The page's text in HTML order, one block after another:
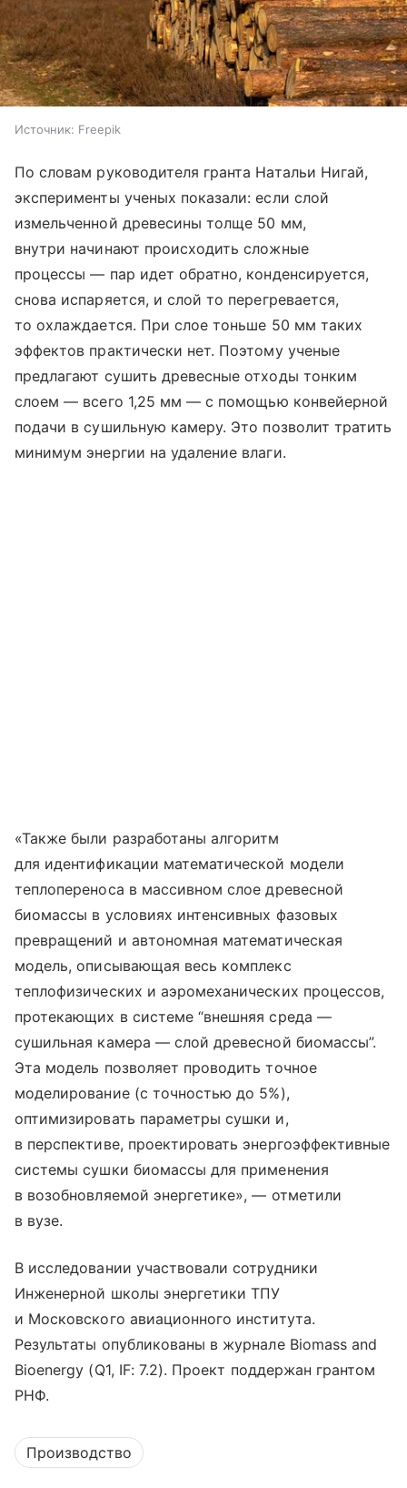
Источник: Freepik
По словам руководителя гранта Натальи Нигай,
эксперименты ученых показали: если слой
измельченной древесины толще 50 мм,
внутри начинают происходить сложные
процессы — пар идет обратно, конденсируется,
снова испаряется, и слой то перегревается,
то охлаждается. При слое тоньше 50 мм таких
эффектов практически нет. Поэтому ученые
предлагают сушить древесные отходы тонким
слоем — всего 1,25 мм — с помощью конвейерной
подачи в сушильную камеру. Это позволит тратить
минимум энергии на удаление влаги.
«Также были разработаны алгоритм
для идентификации математической модели
теплопереноса в массивном слое древесной
биомассы в условиях интенсивных фазовых
превращений и автономная математическая
модель, описывающая весь комплекс
теплофизических и аэромеханических процессов,
протекающих в системе “внешняя среда —
сушильная камера — слой древесной биомассы”.
Эта модель позволяет проводить точное
моделирование (с точностью до 5%),
оптимизировать параметры сушки и,
в перспективе, проектировать энергоэффективные
системы сушки биомассы для применения
в возобновляемой энергетике», — отметили
в вузе.
В исследовании участвовали сотрудники
Инженерной школы энергетики ТПУ
и Московского авиационного института.
Результаты опубликованы в журнале Biomass and
Bioenergy (Q1, IF: 7.2). Проект поддержан грантом
РНФ.
Производство